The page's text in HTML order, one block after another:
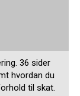
36 sider
hvordan du
til skat.